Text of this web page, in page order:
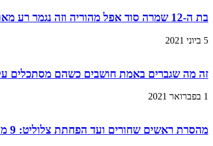
בת ה-12 שמרה סוד אפל מהוריה וזה נגמר רע מאוד
5 ביוני 2021
זה מה שגברים באמת חושבים כשהם מסתכלים
1 בפברואר 2021
מהסרת ראשים שחורים ועד הפחתת צלוליט: 9 מתכונים ביתיים למוצרי קוסמטיקה שתוכלו בזול ובמהירות!